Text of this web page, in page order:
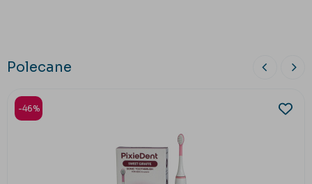
Polecane
-46%